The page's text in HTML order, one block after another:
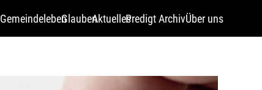
GemeindelebenGlaubenAktuellesPredigt ArchivÜber uns